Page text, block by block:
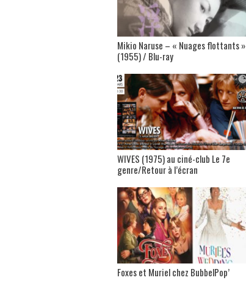
Mikio Naruse – « Nuages flottants »
(1955) / Blu-ray
WIVES (1975) au ciné-club Le 7e
genre/Retour à l’écran
Foxes et Muriel chez BubbelPop’